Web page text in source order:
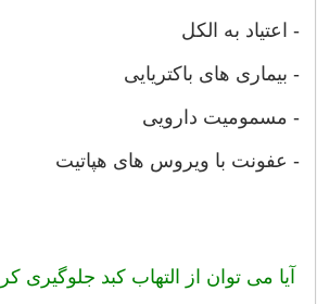
- اعتیاد به الکل
- بیماری های باکتریایی
- مسمومیت دارویی
- عفونت با ویروس های هپاتیت
آیا می توان از التهاب کبد جلوگیری